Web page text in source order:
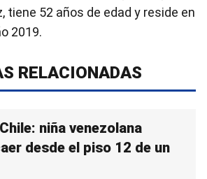
tiene 52 años de edad y reside en
2019.
RELACIONADAS
niña venezolana
desde el piso 12 de un